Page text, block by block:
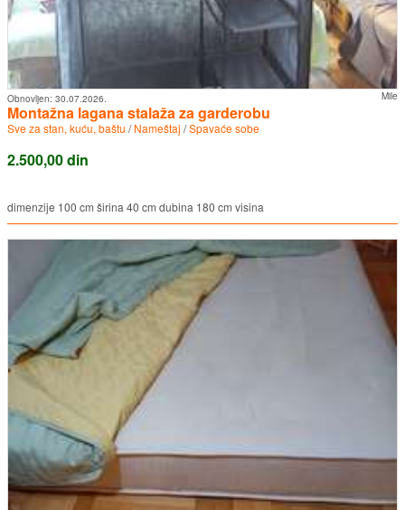
Mile
Obnovljen: 30.07.2026.
Montažna lagana stalaža za garderobu
Sve za stan, kuću, baštu /Nameštaj /Spavaće sobe
2.500,00 din
dimenzije 100 cm širina 40 cm dubina 180 cm visina